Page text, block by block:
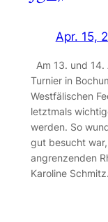
Apr. 15,
Am 13. und
Turnier in
Westfälischen
letztmals
werden. So
gut besucht
angrenzenden
Karoline